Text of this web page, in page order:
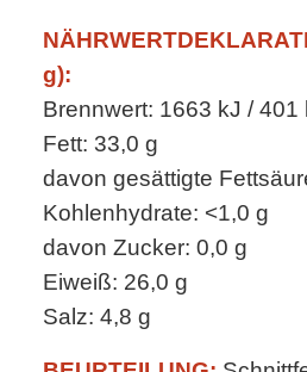
g):
Brennwert: 1663 kJ / 401
Fett: 33,0 g
davon gesättigte
Kohlenhydrate: <1,0 g
davon Zucker: 0,0 g
Eiweiß: 26,0 g
Salz: 4,8 g